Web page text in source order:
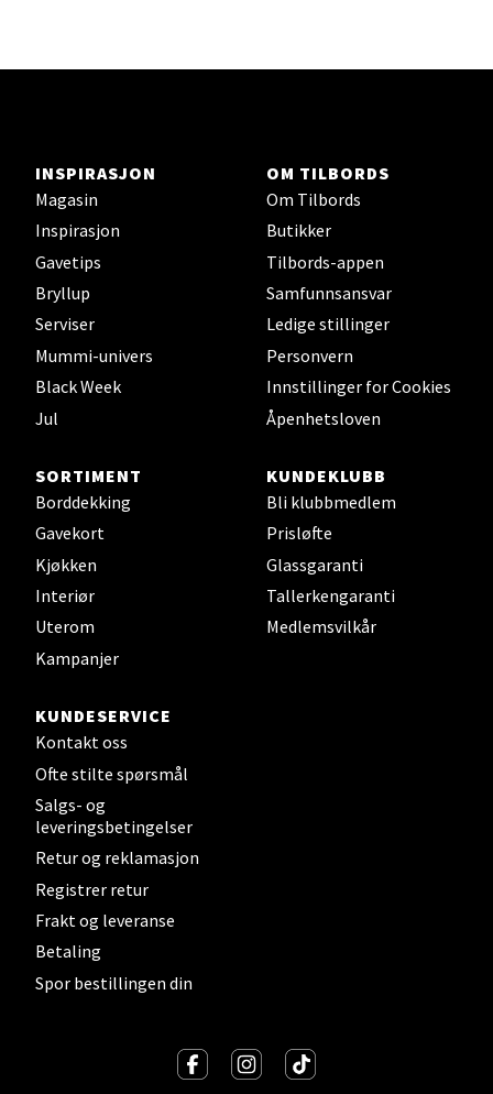
INSPIRASJON
Magasin
Inspirasjon
Gavetips
Bryllup
Serviser
Mummi-univers
Black Week
Jul
OM TILBORDS
Om Tilbords
Butikker
Tilbords-appen
Samfunnsansvar
Ledige stillinger
Personvern
Innstillinger for Cookies
Åpenhetsloven
SORTIMENT
Borddekking
Gavekort
Kjøkken
Interiør
Uterom
Kampanjer
KUNDEKLUBB
Bli klubbmedlem
Prisløfte
Glassgaranti
Tallerkengaranti
Medlemsvilkår
KUNDESERVICE
Kontakt oss
Ofte stilte spørsmål
Salgs- og
leveringsbetingelser
Retur og reklamasjon
Registrer retur
Frakt og leveranse
Betaling
Spor bestillingen din
Stavanger og Sandnes -
Herbarium
Lars Hertervigs gate 6, 4005 Stavanger
Åpent i dag 10-20
Velg
Bergen - Horisont
Åpent i dag 10-21
Sandefjord - Hvaltorvet
Torget 7, 3210 Sandefjord
Åpent i dag 10-20
Karlsøyveien 12, 9015 Tromsø